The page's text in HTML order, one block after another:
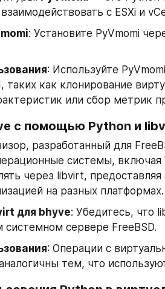
с ESXi и
: Установите PyVmomi
: Используйте
таких как клонирование
или сбор метрик
с помощью Python и
разработанный для
системы, включая
через libvirt,
на разных платформах.
для bhyve: Убедитесь, что
системном сервере FreeBSD.
: Операции с
тем, что